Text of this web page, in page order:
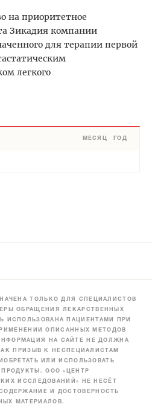
на приоритетное
Зикадия компании
для терапии первой
легкого
МЕСЯЦ ГОД
ТОЛЬКО ДЛЯ СПЕЦИАЛИСТОВ
ОБРАЩЕНИЯ ЛЕКАРСТВЕННЫХ
ИСПОЛЬЗОВАНА ПАЦИЕНТАМИ ПРИ
ОПИСАННЫХ МЕТОДОВ
НА САЙТЕ НЕ ДОЛЖНА
ПРИЗЫВ К НЕСПЕЦИАЛИСТАМ
ИЛИ ИСПОЛЬЗОВАТЬ
ООО «ЦЕНТР
ИССЛЕДОВАНИЙ» НЕ НЕСЁТ
И ДОСТОВЕРНОСТЬ
МАТЕРИАЛОВ.